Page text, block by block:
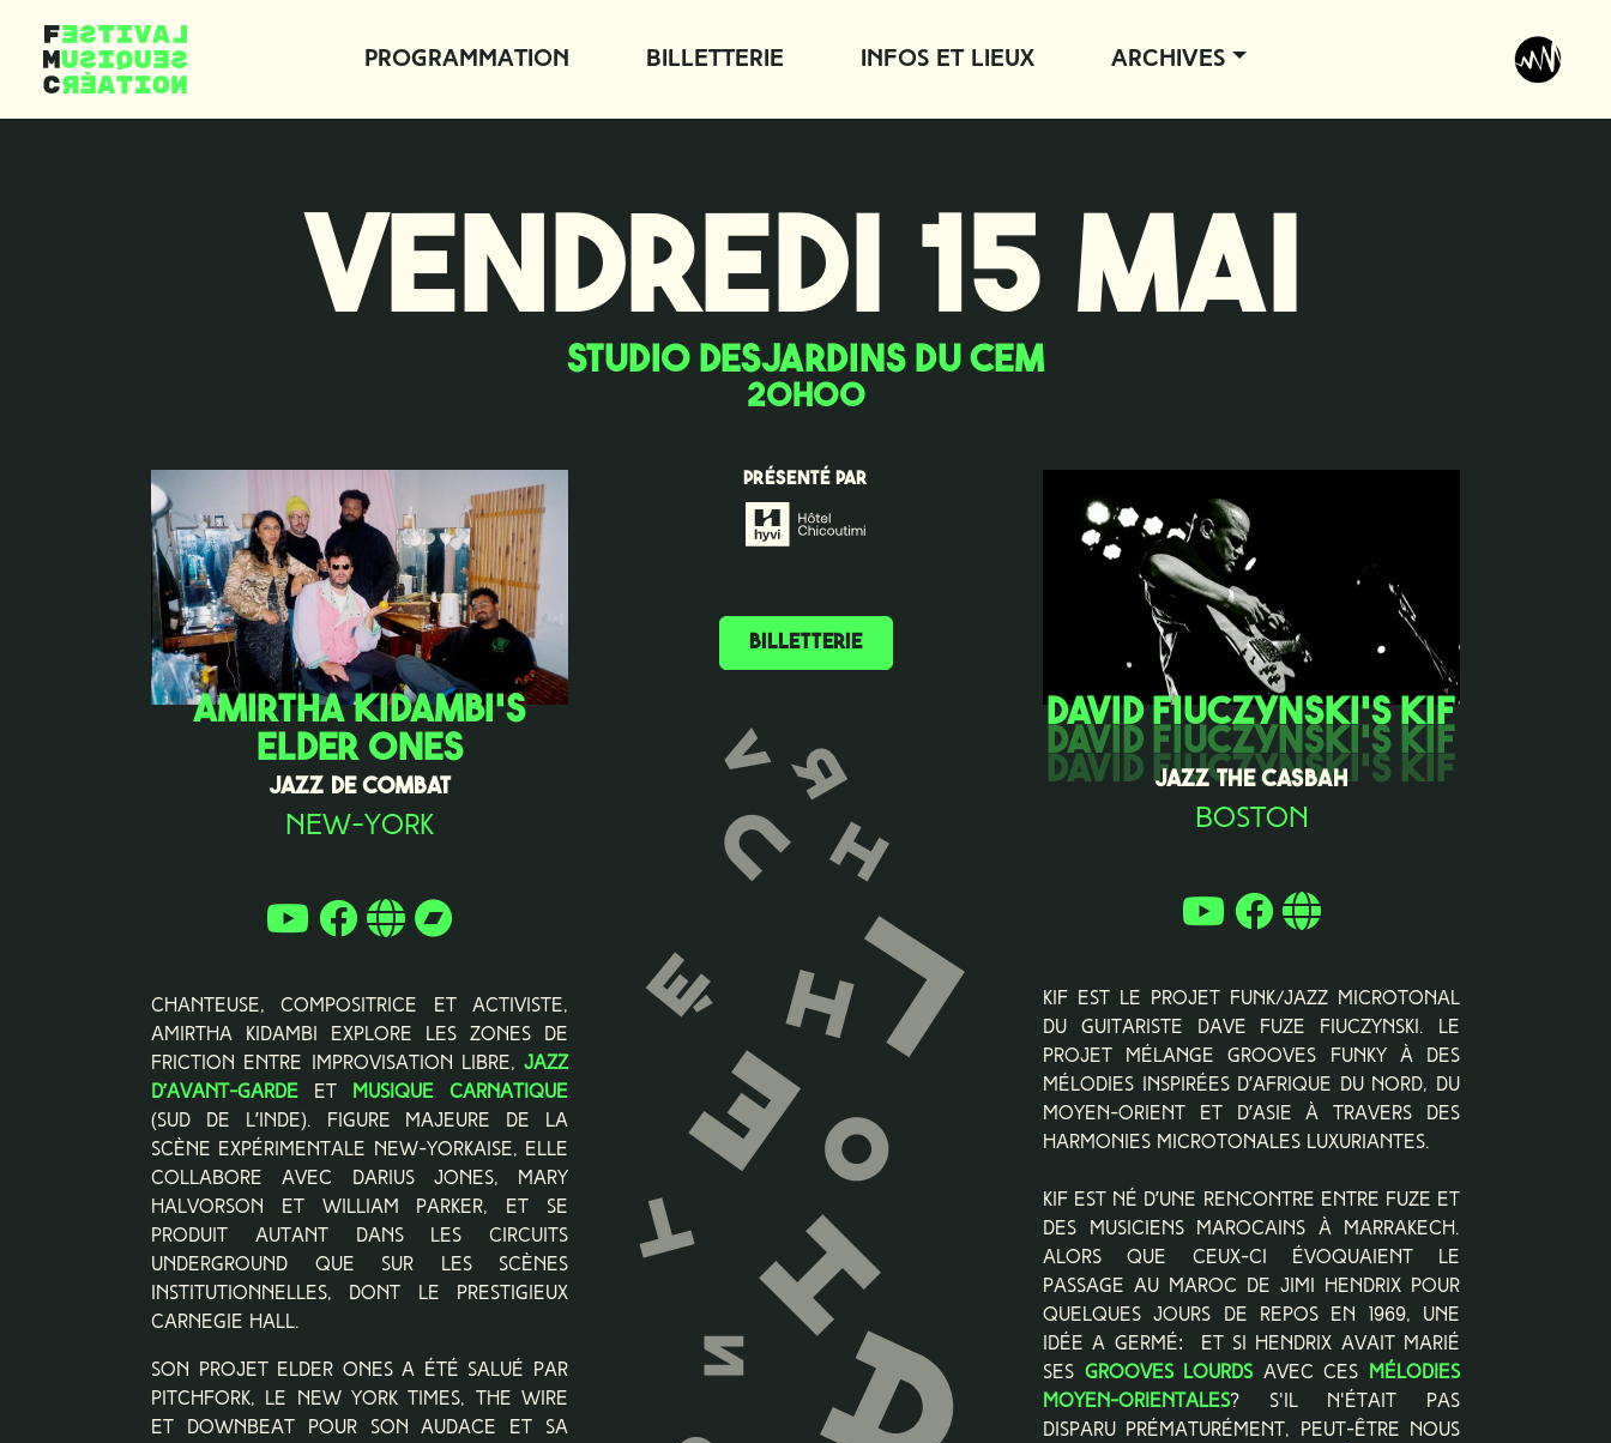
Programmation Billetterie Infos et lieux Archives
VENDREDI 15 MAI
STUDIO DESJARDINS DU CEM
20H00
PRÉSENTÉ PAR
BILLETTERIE
AMIRTHA KIDAMBI'S
ELDER ONES
JAZZ DE COMBAT
New-York
Chanteuse, compositrice et activiste,
Amirtha Kidambi explore les zones de
friction entre improvisation libre, jazz
d’avant-garde et musique carnatique
(sud de l’Inde). Figure majeure de la
scène expérimentale new-yorkaise, elle
collabore avec Darius Jones, Mary
Halvorson et William Parker, et se
produit autant dans les circuits
underground que sur les scènes
institutionnelles, dont le prestigieux
Carnegie Hall.
Son projet Elder Ones a été salué par
Pitchfork, le New York Times, The Wire
et DownBeat pour son audace et sa
DAVID FIUCZYNSKI'S KIF
JAZZ THE CASBAH
Boston
KiF est le projet funk/jazz microtonal
du guitariste Dave Fuze Fiuczynski. Le
projet mélange grooves funky à des
mélodies inspirées d’Afrique du Nord, du
Moyen-Orient et d’Asie à travers des
harmonies microtonales luxuriantes.
KiF est né d’une rencontre entre Fuze et
des musiciens marocains à Marrakech.
Alors que ceux-ci évoquaient le
passage au Maroc de Jimi Hendrix pour
quelques jours de repos en 1969, une
idée a germé: et si Hendrix avait marié
ses grooves lourds avec ces mélodies
moyen-orientales? S'il n'était pas
disparu prématurément, peut-être nous
Abonnez-vous à l'infolettre du CEM!
Restez à l'affut de notre programmation...
et reçevez des offres exclusives!
Courriel